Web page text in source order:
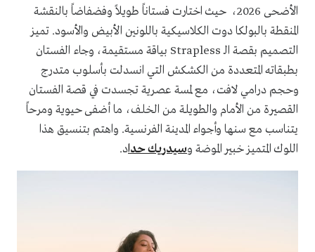
الأضحى 2026، حيث اختارت فستاناً طويلاً وفضفاضاً بالنقشة
المنقطة بالبولكا دوت الكلاسيكية باللونين الأبيض والأسود. تميز
التصميم بقصة الـ Strapless بياقة مستقيمة، وجاء الفستان
بطبقاته المتعددة من الكشكش التي انسدلت بأسلوب متدرج
وحجم درامي لافت، مع لمسة عصرية تجسدت في قصة الفستان
القصيرة من الأمام والطويلة من الخلف، ما أضفى حيوية ومرحاً
يتناسب مع سنها وأجواء المدينة الفرنسية. واهتم بتنسيق هذا
اللوك المتميز خبير الموضة وسيدريك حداد.